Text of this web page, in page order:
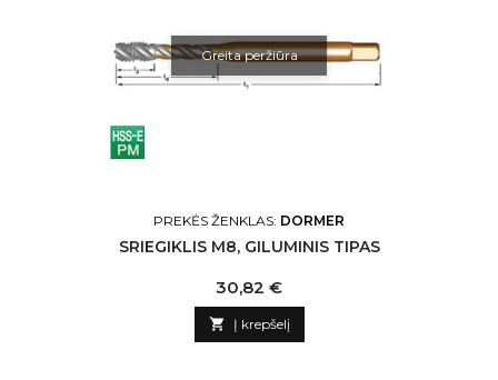
Greita peržiūra
PREKĖS ŽENKLAS: DORMER
SRIEGIKLIS M8, GILUMINIS TIPAS
Kaina
30,82 €
 Į krepšelį